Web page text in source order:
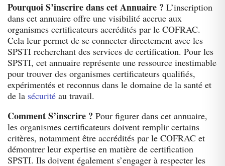
Pourquoi S’inscrire dans cet Annuaire ? L’inscription
dans cet annuaire offre une visibilité accrue aux
organismes certificateurs accrédités par le COFRAC.
Cela leur permet de se connecter directement avec les
SPSTI recherchant des services de certification. Pour les
SPSTI, cet annuaire représente une ressource inestimable
pour trouver des organismes certificateurs qualifiés,
expérimentés et reconnus dans le domaine de la santé et
de la sécurité au travail.
Comment S’inscrire ? Pour figurer dans cet annuaire,
les organismes certificateurs doivent remplir certains
critères, notamment être accrédités par le COFRAC et
démontrer leur expertise en matière de certification
SPSTI. Ils doivent également s’engager à respecter les